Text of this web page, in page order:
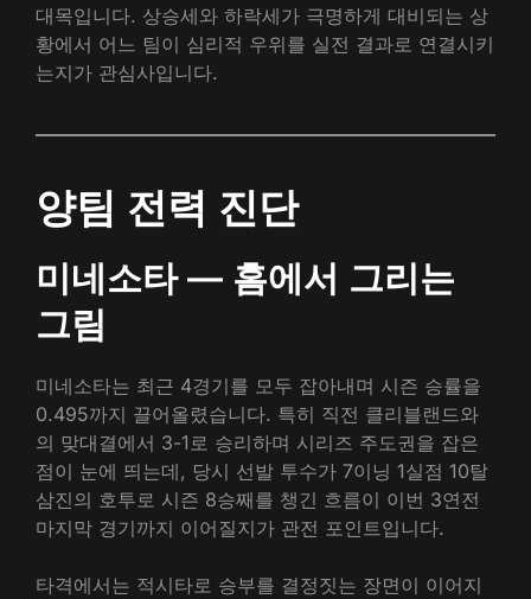
대목입니다. 상승세와 하락세가 극명하게 대비되는 상
황에서 어느 팀이 심리적 우위를 실전 결과로 연결시키
는지가 관심사입니다.
양팀 전력 진단
미네소타 — 홈에서 그리는
그림
미네소타는 최근 4경기를 모두 잡아내며 시즌 승률을
0.495까지 끌어올렸습니다. 특히 직전 클리블랜드와
의 맞대결에서 3-1로 승리하며 시리즈 주도권을 잡은
점이 눈에 띄는데, 당시 선발 투수가 7이닝 1실점 10탈
삼진의 호투로 시즌 8승째를 챙긴 흐름이 이번 3연전
마지막 경기까지 이어질지가 관전 포인트입니다.
타격에서는 적시타로 승부를 결정짓는 장면이 이어지